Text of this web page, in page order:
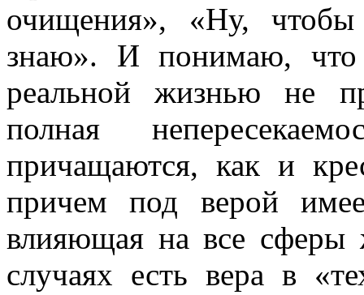
очищения», «Ну, чтобы
знаю». И понимаю,
реальной жизнью не
полная
причащаются, как и
причем под верой
влияющая на все
случаях есть вера в